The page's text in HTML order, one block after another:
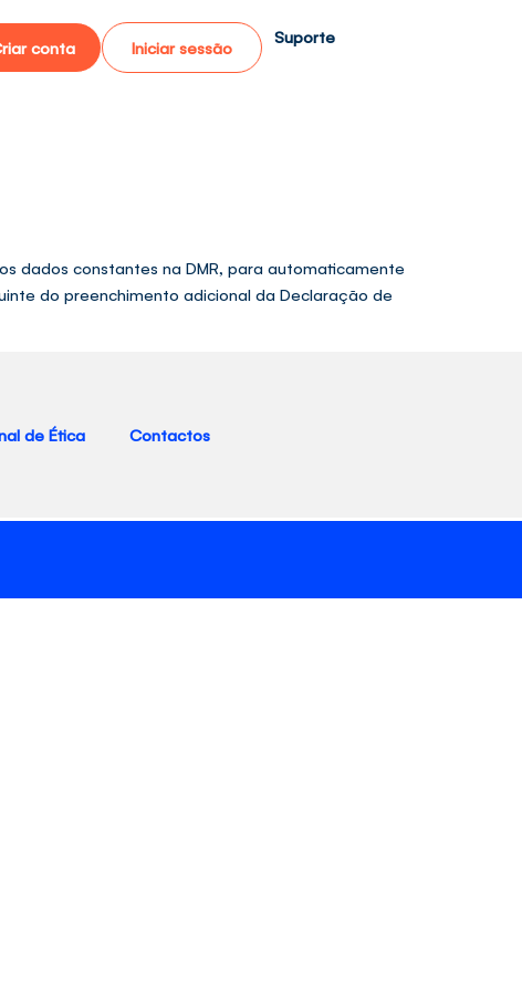
conta Iniciar sessão
Suporte
dados constantes na DMR, para automaticamente
do preenchimento adicional da Declaração de
de Ética Contactos